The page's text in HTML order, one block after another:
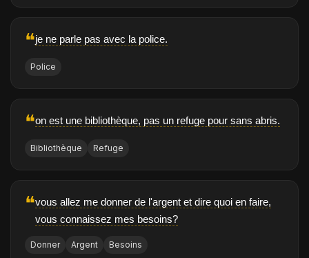
❝je ne parle pas avec la police.
Police
❝on est une bibliothèque, pas un refuge pour sans abris.
Bibliothèque Refuge
❝vous allez me donner de l'argent et dire quoi en faire,
vous connaissez mes besoins?
Donner Argent Besoins